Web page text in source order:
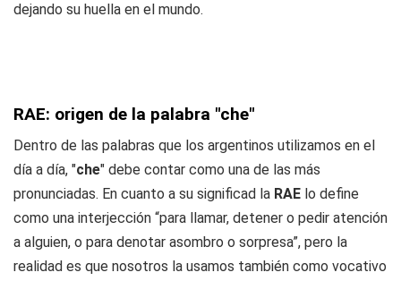
dejando su huella en el mundo.
RAE: origen de la palabra "che"
Dentro de las palabras que los argentinos utilizamos en el
día a día, "che" debe contar como una de las más
pronunciadas. En cuanto a su significad la RAE lo define
como una interjección “para llamar, detener o pedir atención
a alguien, o para denotar asombro o sorpresa”, pero la
realidad es que nosotros la usamos también como vocativo